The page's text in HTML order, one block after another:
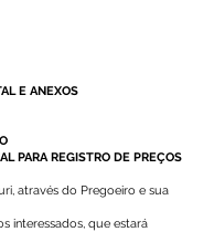
E ANEXOS
PARA REGISTRO DE PREÇOS
através do Pregoeiro e sua
interessados, que estará